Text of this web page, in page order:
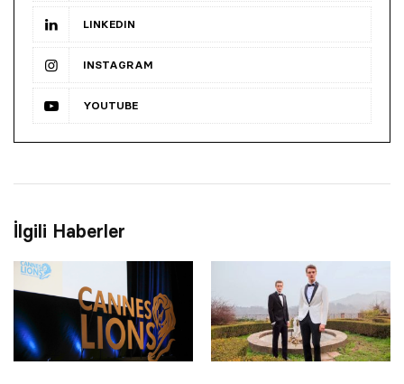
LINKEDIN
INSTAGRAM
YOUTUBE
İlgili Haberler